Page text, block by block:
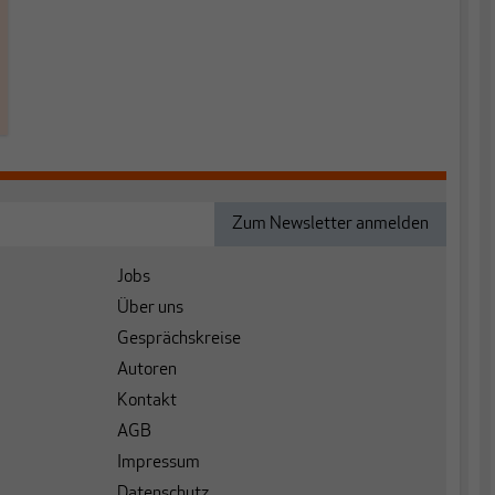
Jobs
Über uns
Gesprächskreise
Autoren
Kontakt
AGB
Impressum